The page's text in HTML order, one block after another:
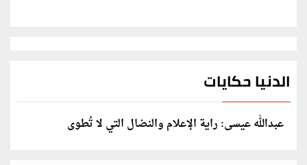
الدنيا حكايات
عبدالله عيسى: راية الإعلام والنضال التي لا تُطوى